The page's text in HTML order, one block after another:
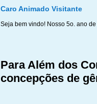
Caro Animado Visitante
Seja bem vindo! Nosso 5o. ano
Para Além dos
concepções de